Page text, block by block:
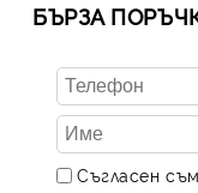
БЪРЗА
Съгласен